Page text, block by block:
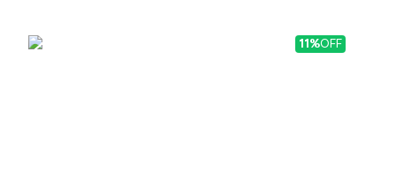
11%OFF